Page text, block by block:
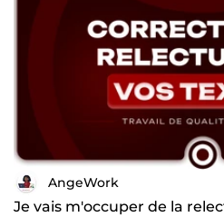
AngeWork
Je vais m'occuper de la